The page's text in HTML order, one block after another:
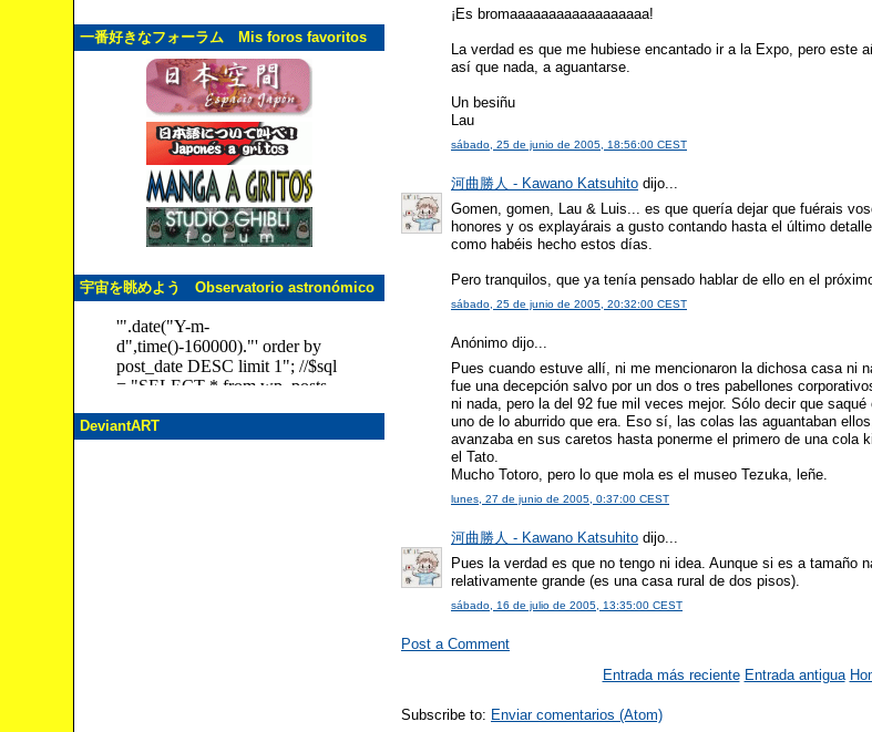
一番好きなフォーラム Mis foros favoritos
宇宙を眺めよう Observatorio astronómico
DeviantART
¡Es bromaaaaaaaaaaaaaaaaaa!
La verdad es que me hubiese encantado ir a la Expo, pero este
así que nada, a aguantarse.
Un besiñu
Lau
sábado, 25 de junio de 2005, 18:56:00 CEST
河曲勝人 - Kawano Katsuhito dijo...
Gomen, gomen, Lau & Luis... es que quería dejar que fuérais
honores y os explayárais a gusto contando hasta el último
como habéis hecho estos días.
Pero tranquilos, que ya tenía pensado hablar de ello en el
sábado, 25 de junio de 2005, 20:32:00 CEST
Anónimo dijo...
Pues cuando estuve allí, ni me mencionaron la dichosa casa ni
fue una decepción salvo por un dos o tres pabellones
ni nada, pero la del 92 fue mil veces mejor. Sólo decir que
uno de lo aburrido que era. Eso sí, las colas las aguantaban
avanzaba en sus caretos hasta ponerme el primero de una cola
el Tato.
Mucho Totoro, pero lo que mola es el museo Tezuka, leñe.
lunes, 27 de junio de 2005, 0:37:00 CEST
河曲勝人 - Kawano Katsuhito dijo...
Pues la verdad es que no tengo ni idea. Aunque si es a tamaño
relativamente grande (es una casa rural de dos pisos).
sábado, 16 de julio de 2005, 13:35:00 CEST
Post a Comment
Entrada más reciente Entrada antigua
Subscribe to: Enviar comentarios (Atom)